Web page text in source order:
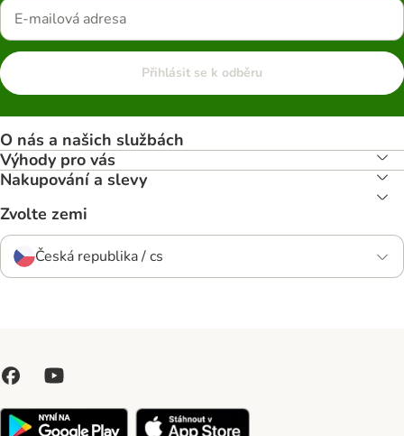
Přihlásit se k odběru
O nás a našich službách
Výhody pro vás
Nakupování a slevy
Zvolte zemi
Česká republika / cs